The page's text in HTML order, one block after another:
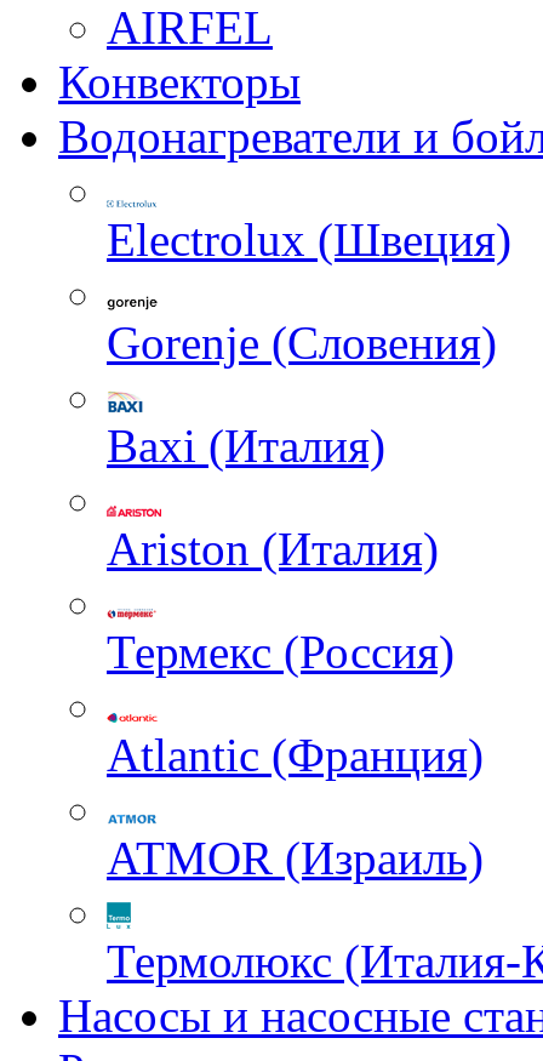
AIRFEL
Конвекторы
Водонагреватели и
Electrolux (Швеция)
Gorenje (Словения)
Baxi (Италия)
Ariston (Италия)
Термекс (Россия)
Atlantic (Франция)
ATMOR (Израиль)
Термолюкс (Италия-
Насосы и насосные